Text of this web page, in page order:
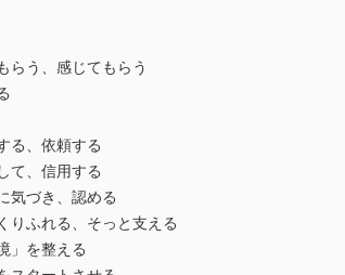
う、感じてもらう
、依頼する
、信用する
づき、認める
ふれる、そっと支える
」を整える